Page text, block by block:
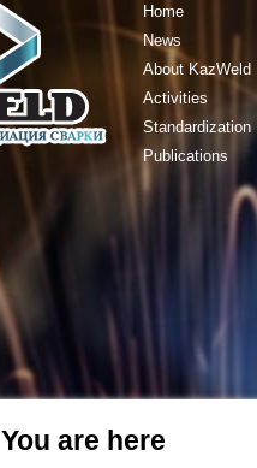
Home
News
About KazWeld
Activities
Standardization
Publications
You are here